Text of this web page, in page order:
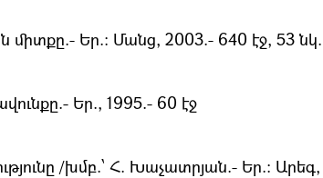
Եր.։ Մանց, 2003.- 640 էջ, 53
Եր., 1995.- 60 էջ
/խմբ.՝ Հ. Խաչատրյան.- Եր.։ Արեգ,